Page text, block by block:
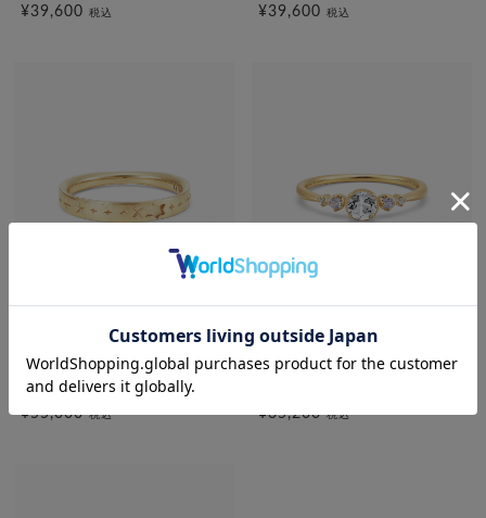
¥39,600 税込 ¥39,600 税込
festaria bijou SOPHIA
「星の王子さま」コレクション
K10YG ルビー リング
¥55,000税込
festaria VOYAGE
K10YG トパーズ・タンザナイト
¥35,200税込